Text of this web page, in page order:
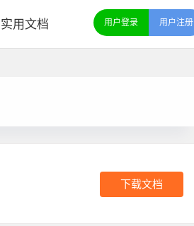
实用文档 用户登录 用户注册
下载文档